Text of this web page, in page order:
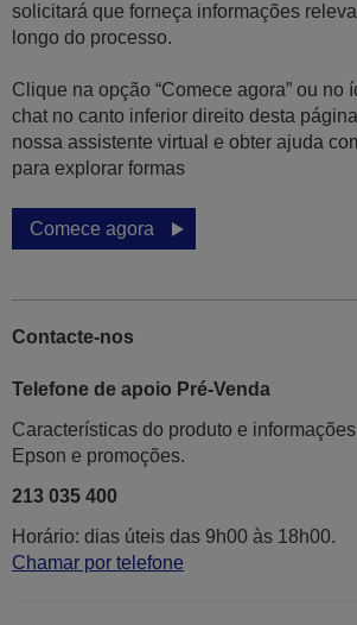
solicitará que forneça informações
longo do processo.
Clique na opção “Comece agora” ou no
chat no canto inferior direito desta
nossa assistente virtual e obter ajuda
para explorar formas
Comece agora
Contacte-nos
Telefone de apoio Pré-Venda
Características do produto e
Epson e promoções.
213 035 400
Horário: dias úteis das 9h00 às 18h00.
Chamar por telefone